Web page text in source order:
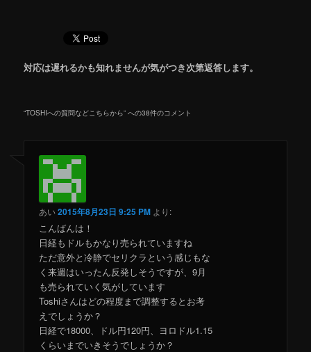
対応は遅れるかも知れませんが気がつき次第返答します。
“TOSHIへの質問などこちらから” への38件のコメント
あい2015年8月23日 9:25 PM より:
こんばんは！
日経もドルもかなり売られていますね
ただ意外と冷静でセリクラという感じもな
く来週はいったん反発しそうですが、9月
も売られていく気がしています
Toshiさんはどの程度まで調整するとお考
えでしょうか？
日経で18000、ドル円120円、ヨロドル1.15
くらいまでいきそうでしょうか？